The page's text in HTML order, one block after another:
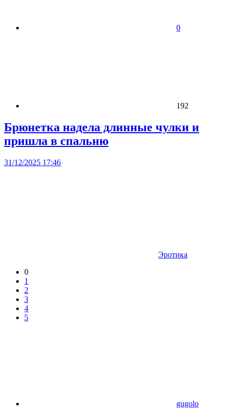
0
192
Брюнетка надела длинные чулки и
пришла в спальню
31/12/2025 17:46
Эротика
0
1
2
3
4
5
gugolo